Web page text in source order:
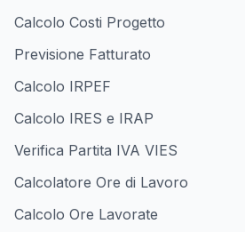
Calcolo Costi Progetto
Previsione Fatturato
Calcolo IRPEF
Calcolo IRES e IRAP
Verifica Partita IVA VIES
Calcolatore Ore di Lavoro
Calcolo Ore Lavorate